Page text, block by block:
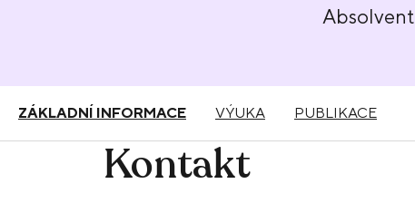
Absolvent
ZÁKLADNÍ INFORMACE VÝUKA PUBLIKACE
Kontakt